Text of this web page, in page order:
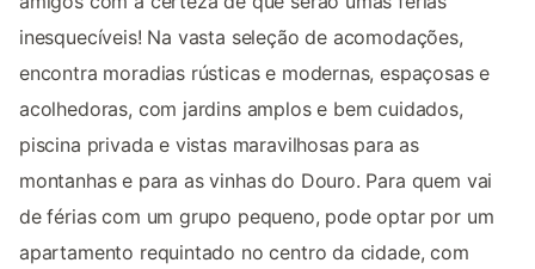
inesquecíveis! Na vasta seleção de acomodações,
encontra moradias rústicas e modernas, espaçosas e
acolhedoras, com jardins amplos e bem cuidados,
piscina privada e vistas maravilhosas para as
montanhas e para as vinhas do Douro. Para quem vai
de férias com um grupo pequeno, pode optar por um
apartamento requintado no centro da cidade, com